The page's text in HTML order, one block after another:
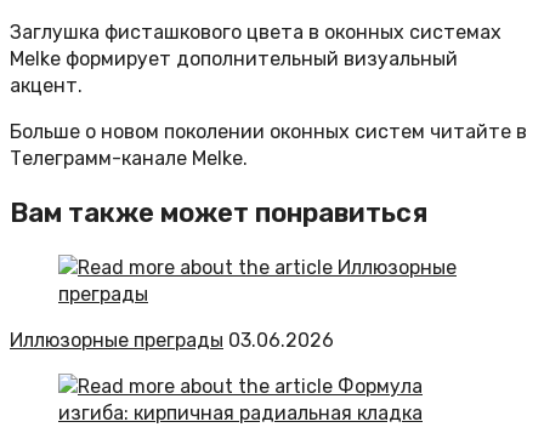
Заглушка фисташкового цвета в оконных системах
Melke формирует дополнительный визуальный
акцент.
Больше о новом поколении оконных систем читайте в
Телеграмм-канале Melke.
Вам также может понравиться
Иллюзорные преграды 03.06.2026